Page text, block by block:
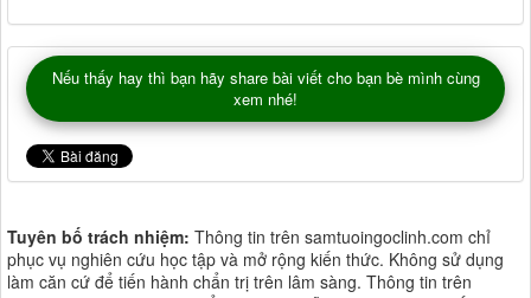
Nếu thấy hay thì bạn hãy share bài viết cho bạn bè mình cùng
xem nhé!
Tuyên bố trách nhiệm: Thông tin trên samtuoingoclinh.com chỉ
phục vụ nghiên cứu học tập và mở rộng kiến thức. Không sử dụng
làm căn cứ để tiến hành chẩn trị trên lâm sàng. Thông tin trên